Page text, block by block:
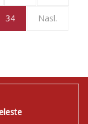
34 Nasl.